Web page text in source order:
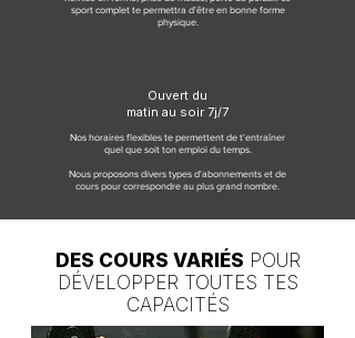
sport complet te permettra d'être en bonne forme
physique.
Ouvert du
matin au soir 7j/7
Nos horaires flexibles te permettent de t'entraîner
quel que soit ton emploi du temps.
Nous proposons divers types d'abonnements et de
cours pour correspondre au plus grand nombre.
DES COURS VARIÉS POUR
DÉVELOPPER TOUTES TES
CAPACITÉS